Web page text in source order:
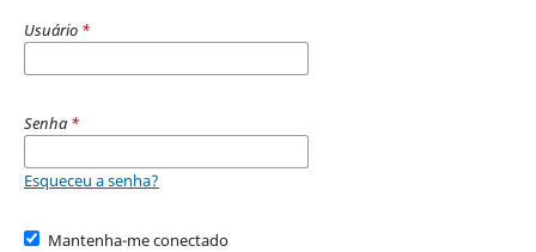
Usuário *
Senha *
Esqueceu a senha?
Mantenha-me conectado